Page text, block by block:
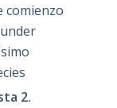
comienzo
2.